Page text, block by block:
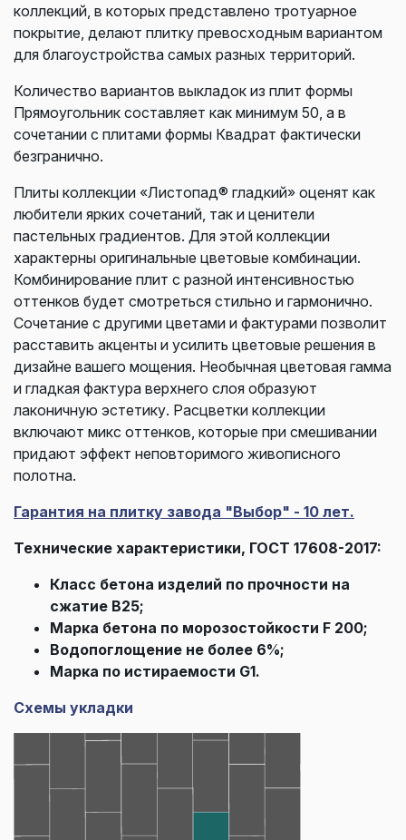
коллекций, в которых представлено тротуарное
покрытие, делают плитку превосходным вариантом
для благоустройства самых разных территорий.
Количество вариантов выкладок из плит формы
Прямоугольник составляет как минимум 50, а в
сочетании с плитами формы Квадрат фактически
безгранично.
Плиты коллекции «Листопад® гладкий» оценят как
любители ярких сочетаний, так и ценители
пастельных градиентов. Для этой коллекции
характерны оригинальные цветовые комбинации.
Комбинирование плит с разной интенсивностью
оттенков будет смотреться стильно и гармонично.
Сочетание с другими цветами и фактурами позволит
расставить акценты и усилить цветовые решения в
дизайне вашего мощения. Необычная цветовая гамма
и гладкая фактура верхнего слоя образуют
лаконичную эстетику. Расцветки коллекции
включают микс оттенков, которые при смешивании
придают эффект неповторимого живописного
полотна.
Гарантия на плитку завода "Выбор" - 10 лет.
Технические характеристики, ГОСТ 17608-2017:
Класс бетона изделий по прочности на
сжатие В25;
Марка бетона по морозостойкости F 200;
Водопоглощение не более 6%;
Марка по истираемости G1.
Схемы укладки